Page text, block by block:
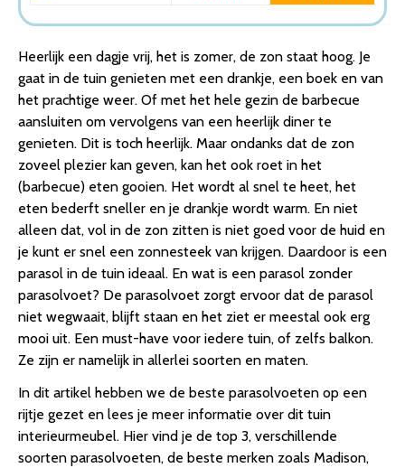
Heerlijk een dagje vrij, het is zomer, de zon staat hoog. Je
gaat in de tuin genieten met een drankje, een boek en van
het prachtige weer. Of met het hele gezin de barbecue
aansluiten om vervolgens van een heerlijk diner te
genieten. Dit is toch heerlijk. Maar ondanks dat de zon
zoveel plezier kan geven, kan het ook roet in het
(barbecue) eten gooien. Het wordt al snel te heet, het
eten bederft sneller en je drankje wordt warm. En niet
alleen dat, vol in de zon zitten is niet goed voor de huid en
je kunt er snel een zonnesteek van krijgen. Daardoor is een
parasol in de tuin ideaal. En wat is een parasol zonder
parasolvoet? De parasolvoet zorgt ervoor dat de parasol
niet wegwaait, blijft staan en het ziet er meestal ook erg
mooi uit. Een must-have voor iedere tuin, of zelfs balkon.
Ze zijn er namelijk in allerlei soorten en maten.
In dit artikel hebben we de beste parasolvoeten op een
rijtje gezet en lees je meer informatie over dit tuin
interieurmeubel. Hier vind je de top 3, verschillende
soorten parasolvoeten, de beste merken zoals Madison,